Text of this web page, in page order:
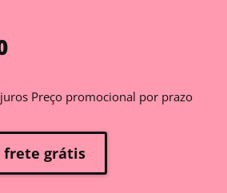
Preço promocional por prazo
frete grátis